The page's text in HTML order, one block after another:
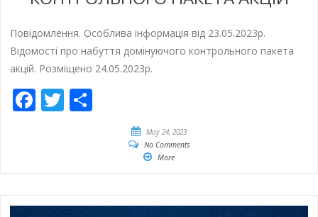
Повідомлення. Особлива інформація від 23.05.2023р.
Відомості про набуття домінуючого контрольного пакета
акцій. Розміщено 24.05.2023р.
Facebook
Twitter
May 24, 2023
No Comments
More